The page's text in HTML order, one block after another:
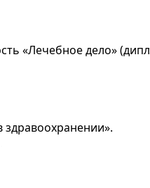
«Лечебное дело»